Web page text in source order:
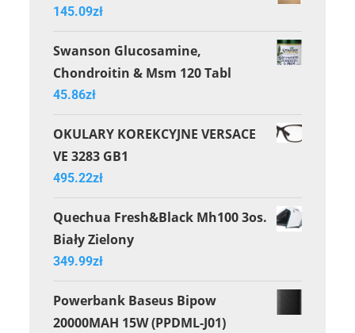
145.09zł
Swanson Glucosamine,
Chondroitin & Msm 120 Tabl
45.86zł
OKULARY KOREKCYJNE VERSACE
VE 3283 GB1
495.22zł
Quechua Fresh&Black Mh100 3os.
Biały Zielony
349.99zł
Powerbank Baseus Bipow
20000MAH 15W (PPDML-J01)